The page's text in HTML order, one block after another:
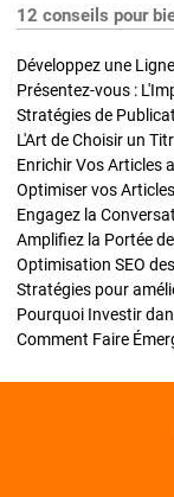
12 conseils pour
Développez une
Présentez-vous :
L'Art de Choisir un
Optimiser vos
Engagez la
Amplifiez la Portée